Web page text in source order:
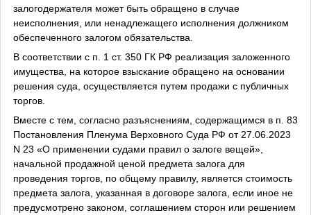
залогодержателя может быть обращено в случае
неисполнения, или ненадлежащего исполнения должником
обеспеченного залогом обязательства.
В соответствии с п. 1 ст. 350 ГК РФ реализация заложенного
имущества, на которое взыскание обращено на основании
решения суда, осуществляется путем продажи с публичных
торгов.
Вместе с тем, согласно разъяснениям, содержащимся в п. 83
Постановления Пленума Верховного Суда РФ от 27.06.2023
N 23 «О применении судами правил о залоге вещей»,
начальной продажной ценой предмета залога для
проведения торгов, по общему правилу, является стоимость
предмета залога, указанная в договоре залога, если иное не
предусмотрено законом, соглашением сторон или решением